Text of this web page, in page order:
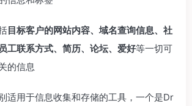
目标客户的网站内容、域名查询信息、社
工联系方式、简历、论坛、爱好等一切可
的信息
适用于信息收集和存储的工具，一个是Dr